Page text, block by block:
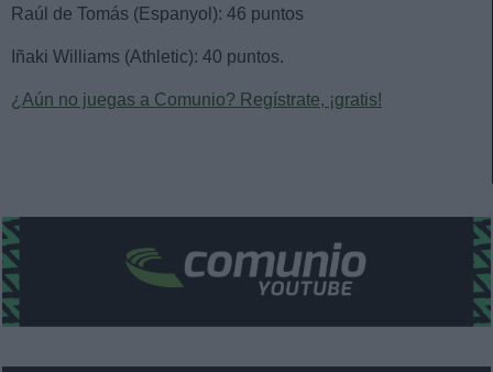
Raúl de Tomás (Espanyol): 46 puntos
Iñaki Williams (Athletic): 40 puntos.
¿Aún no juegas a Comunio? Regístrate, ¡gratis!